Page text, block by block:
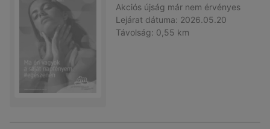
Akciós újság már nem érvényes
Lejárat dátuma: 2026.05.20
Távolság: 0,55 km